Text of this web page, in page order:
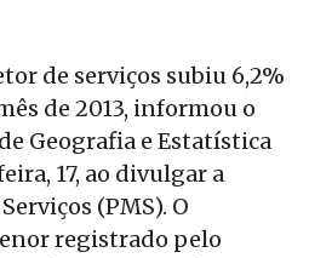
de serviços subiu 6,2%
de 2013, informou o
Geografia e Estatística
17, ao divulgar a
(PMS). O
registrado pelo